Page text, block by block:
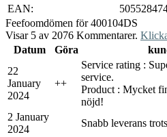
EAN:
Feefoomdömen för 400104DS
Visar 5 av 2076 Kommentarer.
Datum
Göra
22
January
2024
++
Service rating :
service.
Product : Mycket
nöjd!
2 January
2024
Snabb leverans